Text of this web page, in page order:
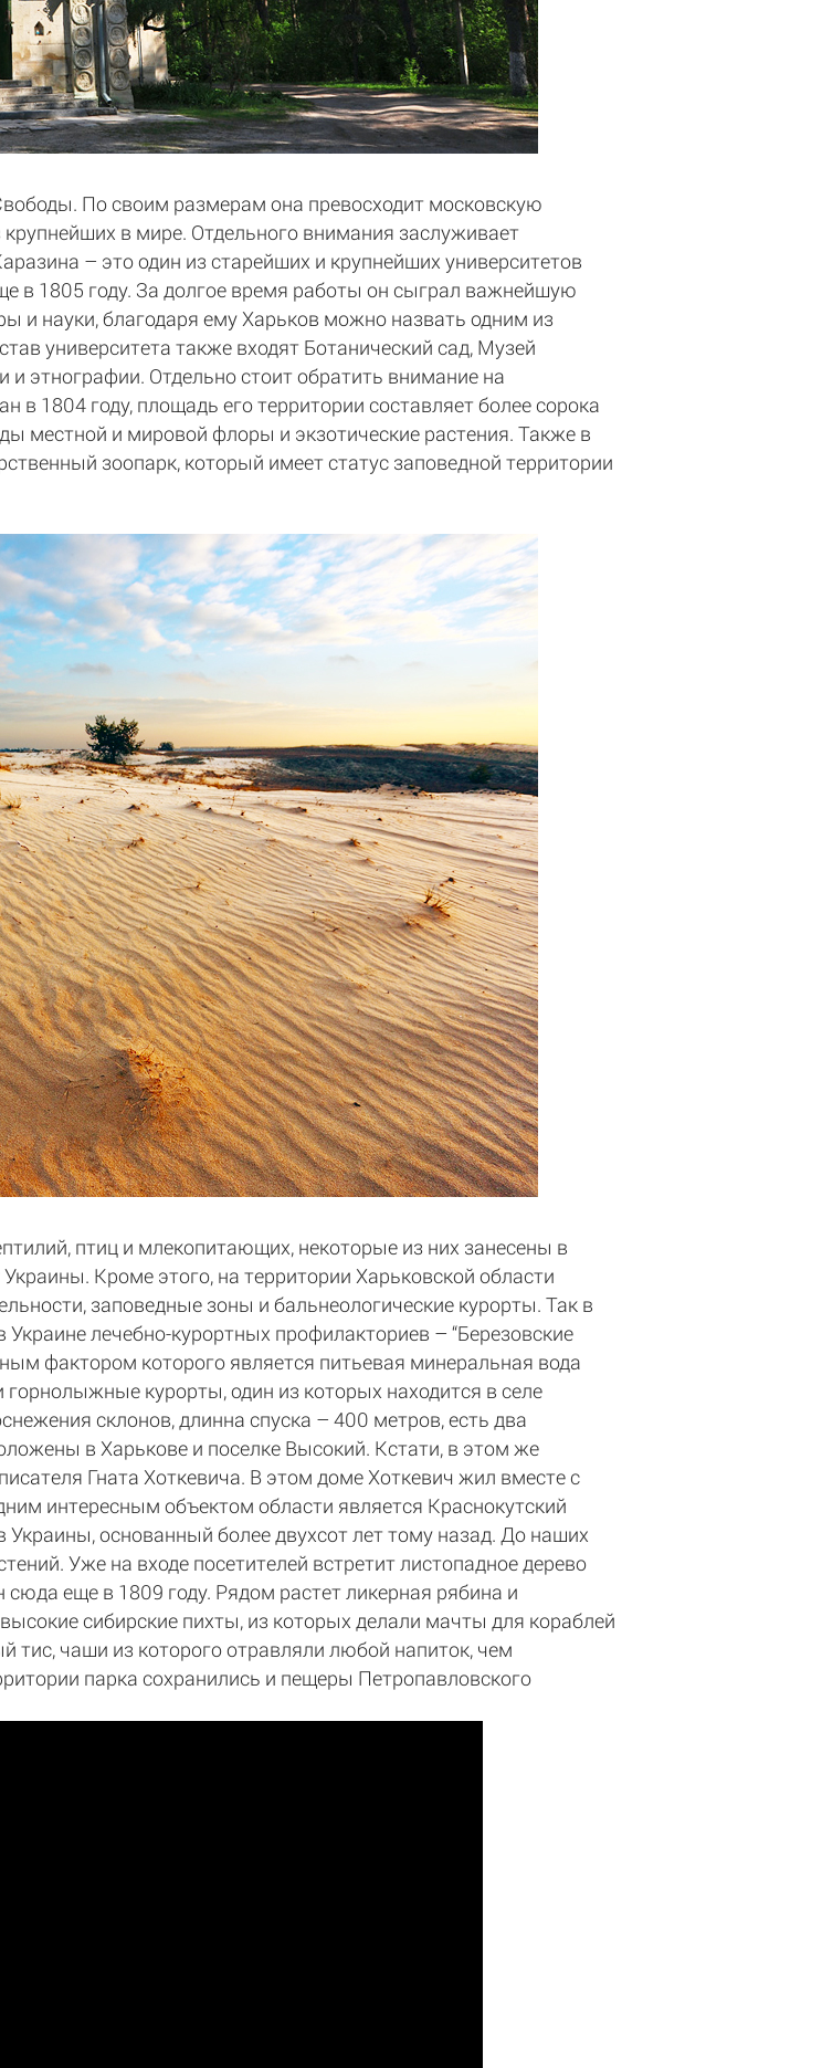
По своим размерам она превосходит московскую
в мире. Отдельного внимания заслуживает
– это один из старейших и крупнейших университетов
в 1805 году. За долгое время работы он сыграл важнейшую
и науки, благодаря ему Харьков можно назвать одним из
университета также входят Ботанический сад, Музей
этнографии. Отдельно стоит обратить внимание на
1804 году, площадь его территории составляет более сорока
местной и мировой флоры и экзотические растения. Также в
зоопарк, который имеет статус заповедной территории
птиц и млекопитающих, некоторые из них занесены в
Кроме этого, на территории Харьковской области
заповедные зоны и бальнеологические курорты. Так в
лечебно-курортных профилакториев – “Березовские
фактором которого является питьевая минеральная вода
горнолыжные курорты, один из которых находится в селе
склонов, длинна спуска – 400 метров, есть два
в Харькове и поселке Высокий. Кстати, в этом же
Гната Хоткевича. В этом доме Хоткевич жил вместе с
интересным объектом области является Краснокутский
основанный более двухсот лет тому назад. До наших
Уже на входе посетителей встретит листопадное дерево
еще в 1809 году. Рядом растет ликерная рябина и
сибирские пихты, из которых делали мачты для кораблей
тис, чаши из которого отравляли любой напиток, чем
парка сохранились и пещеры Петропавловского